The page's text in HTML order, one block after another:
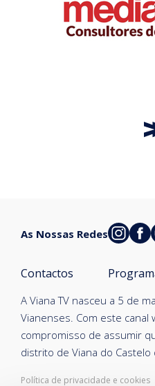
Política de privacidade e cookies
A Viana TV nasceu a 5 de
Vianenses. Com este canal
compromisso de assumir
distrito de Viana do Castelo
Contactos
As Nossas Redes